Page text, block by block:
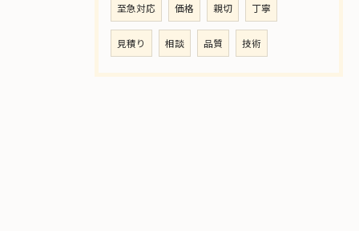
至急対応 価格 親切 丁寧
見積り 相談 品質 技術